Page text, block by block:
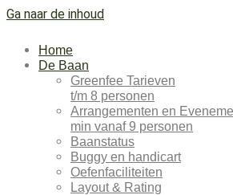
Ga naar de inhoud
Home
De Baan
Greenfee Tarieven
t/m 8 personen
Arrangementen en
min vanaf 9 personen
Baanstatus
Buggy en handicart
Oefenfaciliteiten
Layout & Rating